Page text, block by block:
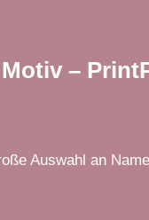
–
Auswahl an